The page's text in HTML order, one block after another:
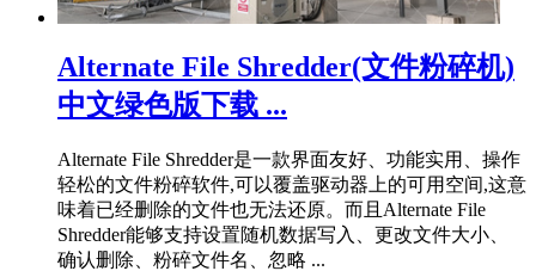
Alternate File Shredder(文件粉碎机)
中文绿色版下载 ...
Alternate File Shredder是一款界面友好、功能实用、操作
轻松的文件粉碎软件,可以覆盖驱动器上的可用空间,这意
味着已经删除的文件也无法还原。而且Alternate File
Shredder能够支持设置随机数据写入、更改文件大小、
确认删除、粉碎文件名、忽略 ...